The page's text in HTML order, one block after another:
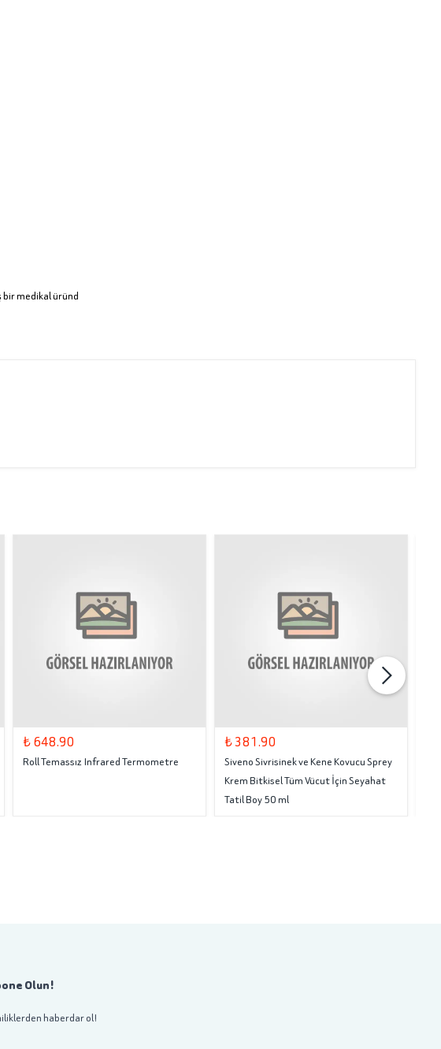
bir medikal üründ
₺ 648.90
Roll Temassız Infrared Termometre
₺ 381.90
Siveno Sivrisinek ve Kene Kovucu Sprey
Krem Bitkisel Tüm Vücut İçin Seyahat
Tatil Boy 50 ml
Olun!
haberdar ol!